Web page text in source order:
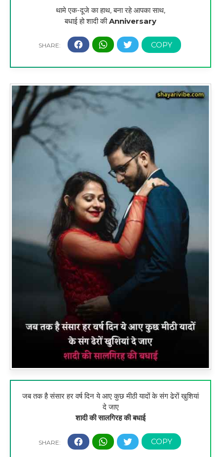
थामे एक-दूजे का हाथ, बना रहे आपका साथ,
बधाई हो शादी कीAnniversary
जब तक है संसार हर वर्ष दिन ये आए कुछ मीठी यादों के संग ढेरों खुशियां
दे जाए
शादी की सालगिरह की बधाई